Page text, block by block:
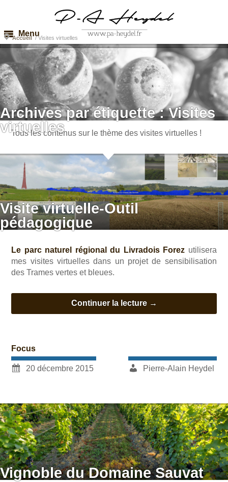
Menu
Accueil /Visites virtuelles
Archives par étiquette :Visites
virtuelles
Tous les contenus sur le thème des visites virtuelles !
Visite virtuelle-Outil
pédagogique
Le parc naturel régional du Livradois Forez utilisera
mes visites virtuelles dans un projet de sensibilisation
des Trames vertes et bleues.
Continuer la lecture →
Focus
20 décembre 2015 Pierre-Alain Heydel
Vignoble du Domaine Sauvat